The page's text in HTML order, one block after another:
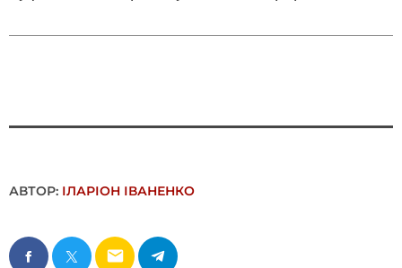
АВТОР: ІЛАРІОН ІВАНЕНКО
email